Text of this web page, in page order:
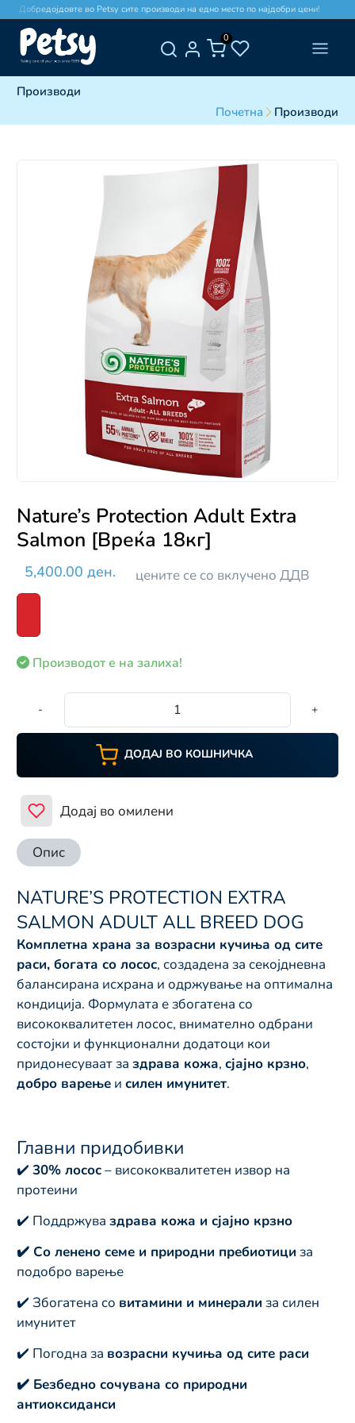
Добредојдовте во Petsy сите производи на едно место по најдобри цени!
0
Производи
Почетна
Производи
Nature’s Protection Adult Extra
Salmon [Вреќа 18кг]
5,400.00 ден. цените се со вклучено ДДВ
Производот е на залиха!
- +
ДОДАЈ ВО КОШНИЧКА
Додај во омилени
Опис
NATURE’S PROTECTION EXTRA
SALMON ADULT ALL BREED DOG
Комплетна храна за возрасни кучиња од сите
раси, богата со лосос, создадена за секојдневна
балансирана исхрана и одржување на оптимална
кондиција. Формулата е збогатена со
висококвалитетен лосос, внимателно одбрани
состојки и функционални додатоци кои
придонесуваат за здрава кожа, сјајно крзно,
добро варење и силен имунитет.
Главни придобивки
✔️ 30% лосос– висококвалитетен извор на
протеини
✔️ Поддржува здрава кожа и сјајно крзно
✔️ Со ленено семе и природни пребиотици за
подобро варење
✔️ Збогатена со витамини и минерали за силен
имунитет
✔️ Погодна за возрасни кучиња од сите раси
✔️ Безбедно сочувана со природни
антиоксиданси